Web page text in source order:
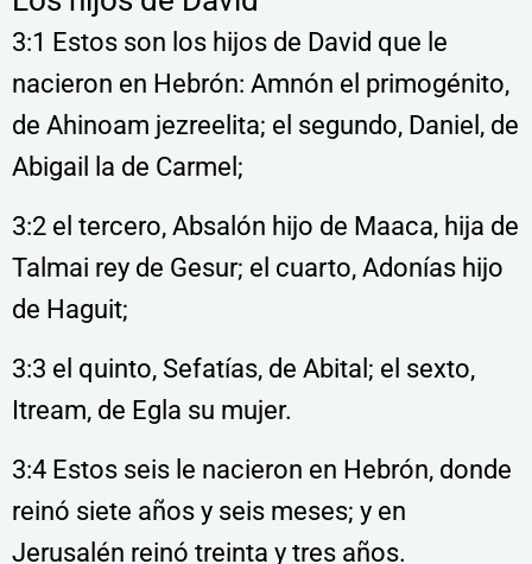
3:1 Estos son los hijos de David que le
nacieron en Hebrón: Amnón el primogénito,
de Ahinoam jezreelita; el segundo, Daniel, de
Abigail la de Carmel;
3:2 el tercero, Absalón hijo de Maaca, hija de
Talmai rey de Gesur; el cuarto, Adonías hijo
de Haguit;
3:3 el quinto, Sefatías, de Abital; el sexto,
Itream, de Egla su mujer.
3:4 Estos seis le nacieron en Hebrón, donde
reinó siete años y seis meses; y en
Jerusalén reinó treinta y tres años.